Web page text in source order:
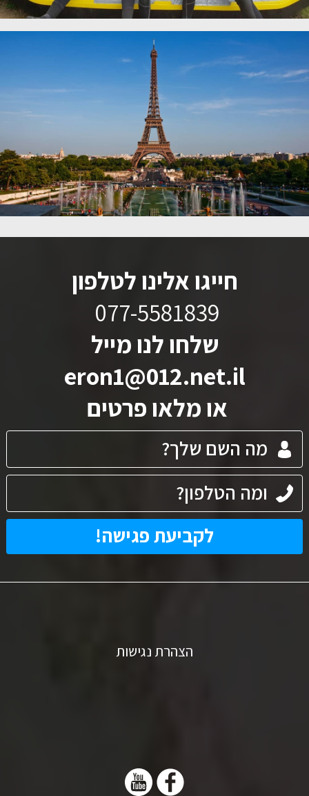
חייגו אלינו לטלפון
077-5581839
שלחו לנו מייל
eron1@012.net.il
או מלאו פרטים
הצהרת נגישות